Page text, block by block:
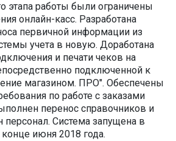
этапа работы были ограничены
онлайн-касс. Разработана
первичной информации из
учета в новую. Доработана
и печати чеков на
подключенной к
магазином. ПРО". Обеспечены
по работе с заказами
перенос справочников и
персонал. Система запущена в
июня 2018 года.